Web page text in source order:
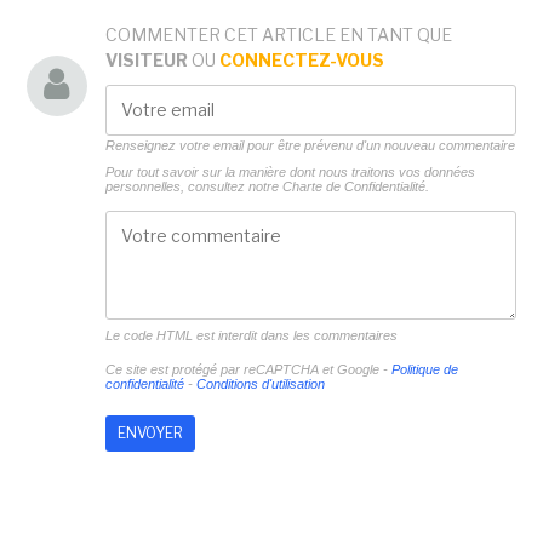
COMMENTER CET ARTICLE EN TANT QUE
VISITEUR OU CONNECTEZ-VOUS
Renseignez votre email pour être prévenu d'un nouveau commentaire
Pour tout savoir sur la manière dont nous traitons vos données
personnelles, consultez notre Charte de Confidentialité.
Le code HTML est interdit dans les commentaires
Ce site est protégé par reCAPTCHA et Google - Politique de
confidentialité- Conditions d'utilisation